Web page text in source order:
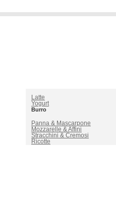
Latte
Yogurt
Burro
Panna & Mascarpone
Mozzarelle & Affini
Stracchini & Cremosi
Ricotte